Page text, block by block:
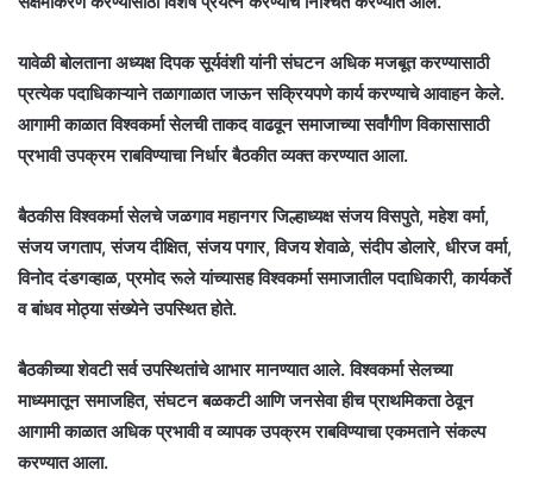
यावेळी बोलताना अध्यक्ष दिपक सूर्यवंशी यांनी संघटन अधिक मजबूत करण्यासाठी
प्रत्येक पदाधिकाऱ्याने तळागाळात जाऊन सक्रियपणे कार्य करण्याचे आवाहन केले.
आगामी काळात विश्वकर्मा सेलची ताकद वाढवून समाजाच्या सर्वांगीण विकासासाठी
प्रभावी उपक्रम राबविण्याचा निर्धार बैठकीत व्यक्त करण्यात आला.
बैठकीस विश्वकर्मा सेलचे जळगाव महानगर जिल्हाध्यक्ष संजय विसपुते, महेश वर्मा,
संजय जगताप, संजय दीक्षित, संजय पगार, विजय शेवाळे, संदीप डोलारे, धीरज वर्मा,
विनोद दंडगव्हाळ, प्रमोद रूले यांच्यासह विश्वकर्मा समाजातील पदाधिकारी, कार्यकर्ते
व बांधव मोठ्या संख्येने उपस्थित होते.
बैठकीच्या शेवटी सर्व उपस्थितांचे आभार मानण्यात आले. विश्वकर्मा सेलच्या
माध्यमातून समाजहित, संघटन बळकटी आणि जनसेवा हीच प्राथमिकता ठेवून
आगामी काळात अधिक प्रभावी व व्यापक उपक्रम राबविण्याचा एकमताने संकल्प
करण्यात आला.